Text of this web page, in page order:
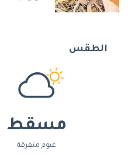
الطقس
مسقط
غيوم متفرقة